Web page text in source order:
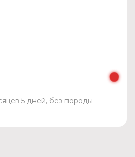
5 дней, без породы